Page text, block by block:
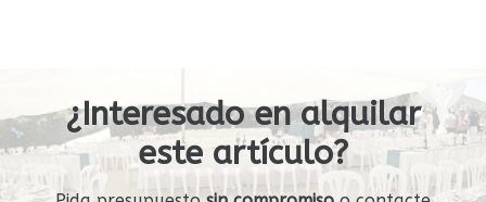
¿Interesado en alquilar
este artículo?